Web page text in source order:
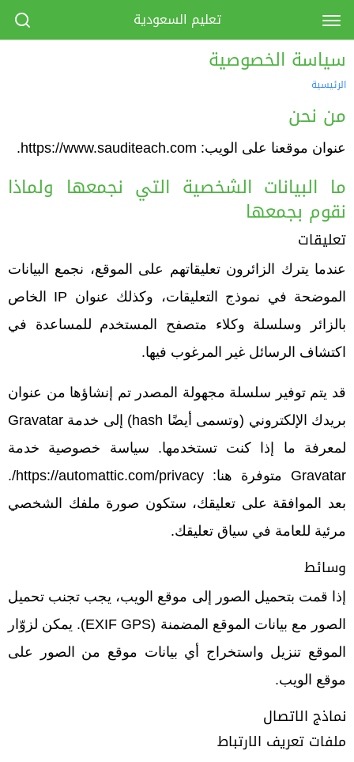
سياسة الخصوصية
الرئيسية
من نحن
عنوان موقعنا على الويب: https://www.sauditeach.com.
ما البيانات الشخصية التي نجمعها ولماذا
نقوم بجمعها
تعليقات
عندما يترك الزائرون تعليقاتهم على الموقع، نجمع البيانات
الموضحة في نموذج التعليقات، وكذلك عنوان IP الخاص
بالزائر وسلسلة وكلاء متصفح المستخدم للمساعدة في
اكتشاف الرسائل غير المرغوب فيها.
قد يتم توفير سلسلة مجهولة المصدر تم إنشاؤها من عنوان
بريدك الإلكتروني (وتسمى أيضًا hash) إلى خدمة Gravatar
لمعرفة ما إذا كنت تستخدمها. سياسة خصوصية خدمة
Gravatar متوفرة هنا: https://automattic.com/privacy/.
بعد الموافقة على تعليقك، ستكون صورة ملفك الشخصي
مرئية للعامة في سياق تعليقك.
وسائط
إذا قمت بتحميل الصور إلى موقع الويب، يجب تجنب تحميل
الصور مع بيانات الموقع المضمنة (EXIF GPS). يمكن لزوّار
الموقع تنزيل واستخراج أي بيانات موقع من الصور على
موقع الويب.
نماذج الاتصال
ملفات تعريف الارتباط
تعليم السعودية